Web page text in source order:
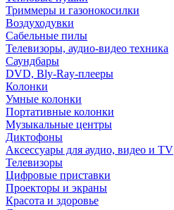
Триммеры и газонокосилки
Воздуходувки
Сабельные пилы
Телевизоры, аудио-видео техника
Саундбары
DVD, Bly-Ray-плееры
Колонки
Умные колонки
Портативные колонки
Музыкальные центры
Диктофоны
Аксессуары для аудио, видео и TV
Телевизоры
Цифровые приставки
Проекторы и экраны
Красота и здоровье